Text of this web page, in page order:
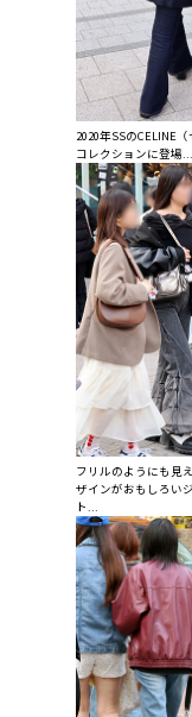
2020年SSのCELINE
コレクションに登場...
フリルのようにも見
ザインがおもしろい
ト...